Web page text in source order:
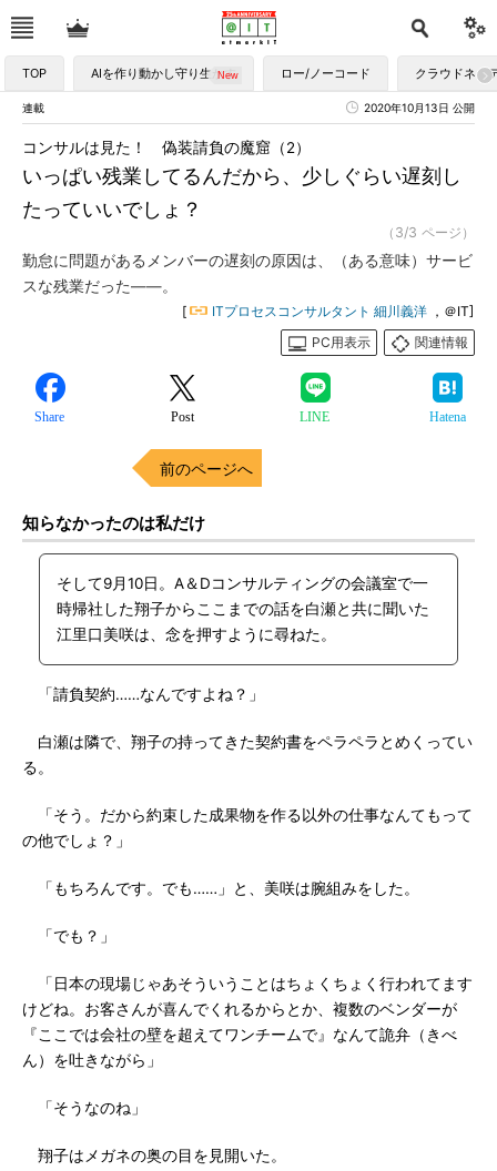
TOP AIを作り動かし守り生かす ロー/ノーコード クラウドネイ
連載 2020年10月13日 公開
いっぱい残業してるんだから、少しぐらい遅刻し
たっていいでしょ？
コンサルは見た！ 偽装請負の魔窟（2）
（3/3 ページ）
勤怠に問題があるメンバーの遅刻の原因は、（ある意味）サービ
スな残業だった――。
[ ITプロセスコンサルタント 細川義洋 ，＠IT]
PC用表示
関連情報
Share Post LINE Hatena
前のページへ
知らなかったのは私だけ
そして9月10日。A＆Dコンサルティングの会議室で一
時帰社した翔子からここまでの話を白瀬と共に聞いた
江里口美咲は、念を押すように尋ねた。
「請負契約……なんですよね？」
白瀬は隣で、翔子の持ってきた契約書をペラペラとめくってい
る。
「そう。だから約束した成果物を作る以外の仕事なんてもって
の他でしょ？」
「もちろんです。でも……」と、美咲は腕組みをした。
「でも？」
「日本の現場じゃあそういうことはちょくちょく行われてます
けどね。お客さんが喜んでくれるからとか、複数のベンダーが
『ここでは会社の壁を超えてワンチームで』なんて詭弁（きべ
ん）を吐きながら」
「そうなのね」
翔子はメガネの奥の目を見開いた。